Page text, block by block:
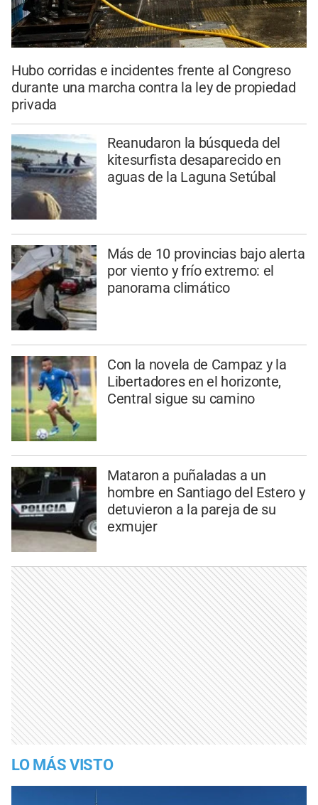
Hubo corridas e incidentes frente al Congreso
durante una marcha contra la ley de propiedad
privada
Reanudaron la búsqueda del
kitesurfista desaparecido en
aguas de la Laguna Setúbal
Más de 10 provincias bajo alerta
por viento y frío extremo: el
panorama climático
Con la novela de Campaz y la
Libertadores en el horizonte,
Central sigue su camino
Mataron a puñaladas a un
hombre en Santiago del Estero y
detuvieron a la pareja de su
exmujer
LO MÁS VISTO